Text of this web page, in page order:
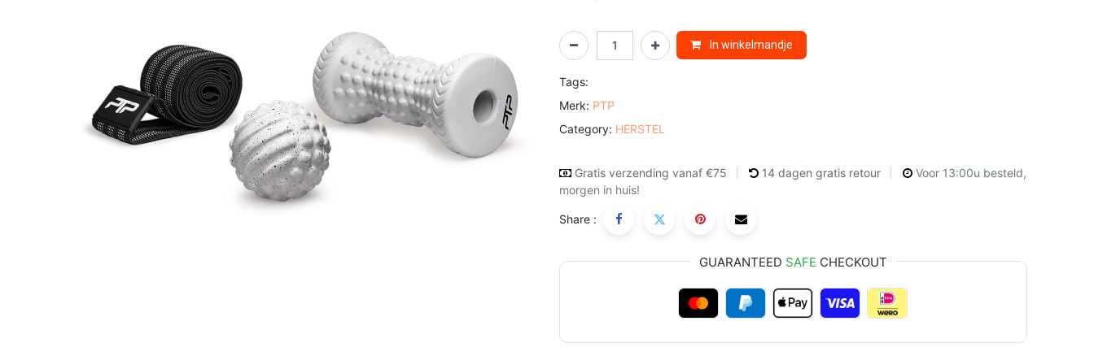
In winkelmandje
Tags:
Merk: PTP
Category: HERSTEL
Gratis verzending vanaf €75 14 dagen gratis retour
Voor 13:00u besteld,
morgen in huis!
Share :
GUARANTEED SAFE CHECKOUT